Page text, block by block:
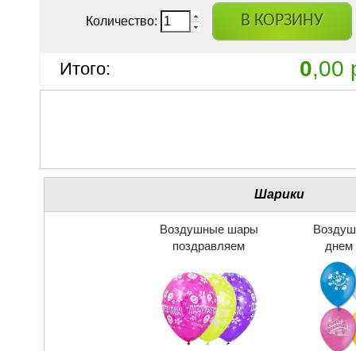
Количество: В КОРЗИНУ
Итого: 0,00
Шарики
Воздушные шары
поздравляем
днем